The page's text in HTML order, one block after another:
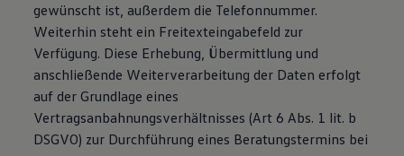
gewünscht ist, außerdem die Telefonnummer.
Weiterhin steht ein Freitexteingabefeld zur
Verfügung. Diese Erhebung, Übermittlung und
anschließende Weiterverarbeitung der Daten erfolgt
auf der Grundlage eines
Vertragsanbahnungsverhältnisses (Art 6 Abs. 1 lit. b
DSGVO) zur Durchführung eines Beratungstermins bei